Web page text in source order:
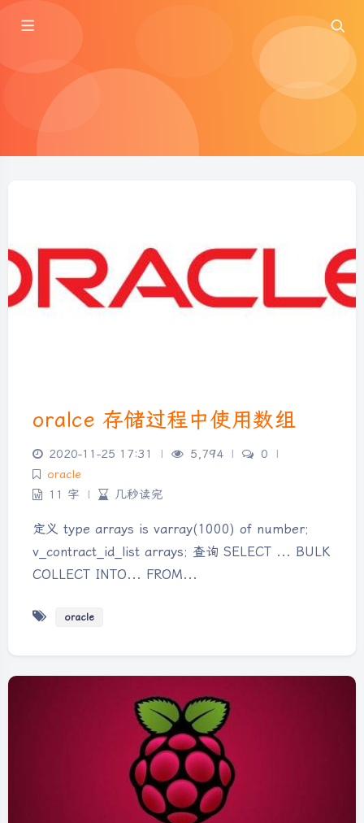
oralce 存储过程中使用数组
2020-11-25 17:31 | 5,794 | 0
|
oracle
11 字
| 几秒读完
定义 type arrays is varray(1000) of number;
v_contract_id_list arrays; 查询 SELECT ... BULK
COLLECT INTO... FROM...
oracle